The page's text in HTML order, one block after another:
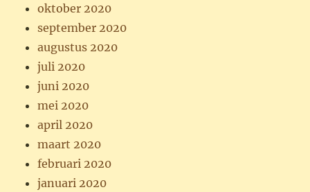
oktober 2020
september 2020
augustus 2020
juli 2020
juni 2020
mei 2020
april 2020
maart 2020
februari 2020
januari 2020